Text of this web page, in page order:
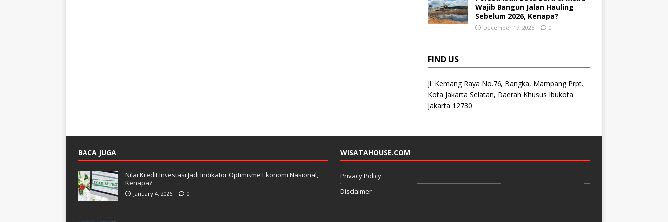
Wajib Bangun Jalan Hauling
Sebelum 2026, Kenapa?
December 17, 2025 0
FIND US
Jl. Kemang Raya No.76, Bangka, Mampang Prpt.,
Kota Jakarta Selatan, Daerah Khusus Ibukota
Jakarta 12730
BACA JUGA
Nilai Kredit Investasi Jadi Indikator Optimisme Ekonomi Nasional,
Kenapa?
January 4, 2026 0
WISATAHOUSE.COM
Privacy Policy
Disclaimer